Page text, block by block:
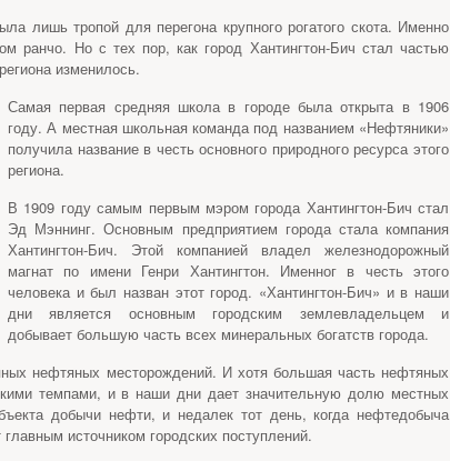
лишь тропой для перегона крупного рогатого скота. Именно
ранчо. Но с тех пор, как город Хантингтон-Бич стал частью
изменилось.
Самая первая средняя школа в городе была открыта в 1906
году. А местная школьная команда под названием «Нефтяники»
получила название в честь основного природного ресурса этого
региона.
В 1909 году самым первым мэром города Хантингтон-Бич стал
Эд Мэннинг. Основным предприятием города стала компания
Хантингтон-Бич. Этой компанией владел железнодорожный
магнат по имени Генри Хантингтон. Именног в честь этого
человека и был назван этот город. «Хантингтон-Бич» и в наши
дни является основным городским землевладельцем и
добывает большую часть всех минеральных богатств города.
нефтяных месторождений. И хотя большая часть нефтяных
темпами, и в наши дни дает значительную долю местных
добычи нефти, и недалек тот день, когда нефтедобыча
источником городских поступлений.